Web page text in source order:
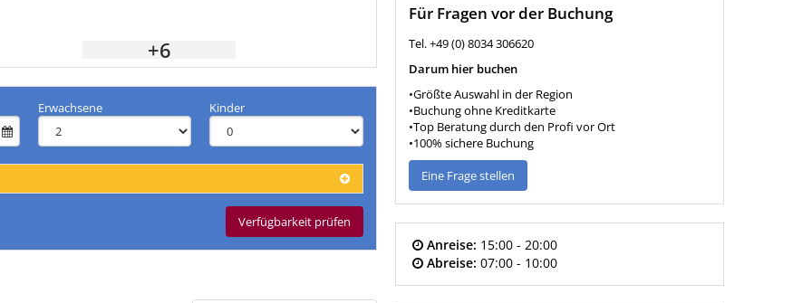
+6
Erwachsene Kinder
Verfügbarkeit prüfen
Für Fragen vor der Buchung
Tel. +49 (0) 8034 306620
Darum hier buchen
•Größte Auswahl in der Region
•Buchung ohne Kreditkarte
•Top Beratung durch den Profi vor Ort
•100% sichere Buchung
Eine Frage stellen
Anreise: 15:00 - 20:00
Abreise: 07:00 - 10:00